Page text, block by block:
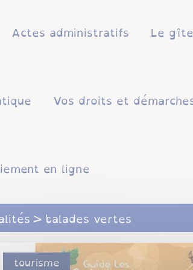
Actes administratifs Le
Vos droits et
en ligne
balades vertes
tourisme